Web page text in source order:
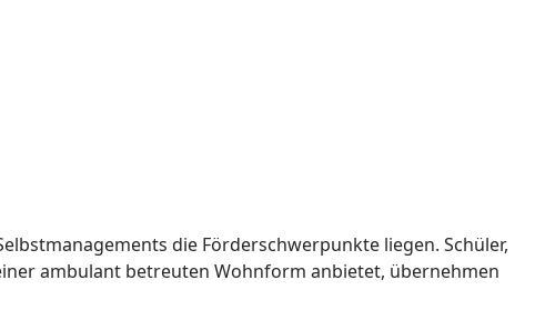
die Förderschwerpunkte liegen. Schüler,
ambulant betreuten Wohnform anbietet, übernehmen